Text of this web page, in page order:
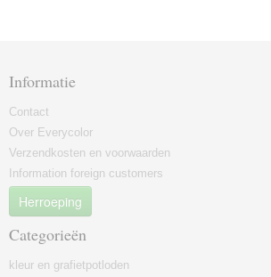
Informatie
Contact
Over Everycolor
Verzendkosten en voorwaarden
Information foreign customers
Herroeping
Categorieën
kleur en grafietpotloden